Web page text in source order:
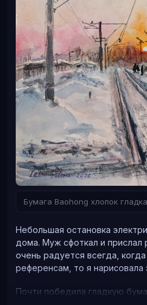
Бумага Baohong хлопок
Небольшая остановка
дома. Муж сфоткал и прислал
очень радуется всегда,
референсам, то я нарисовала
Почти победила гладкую